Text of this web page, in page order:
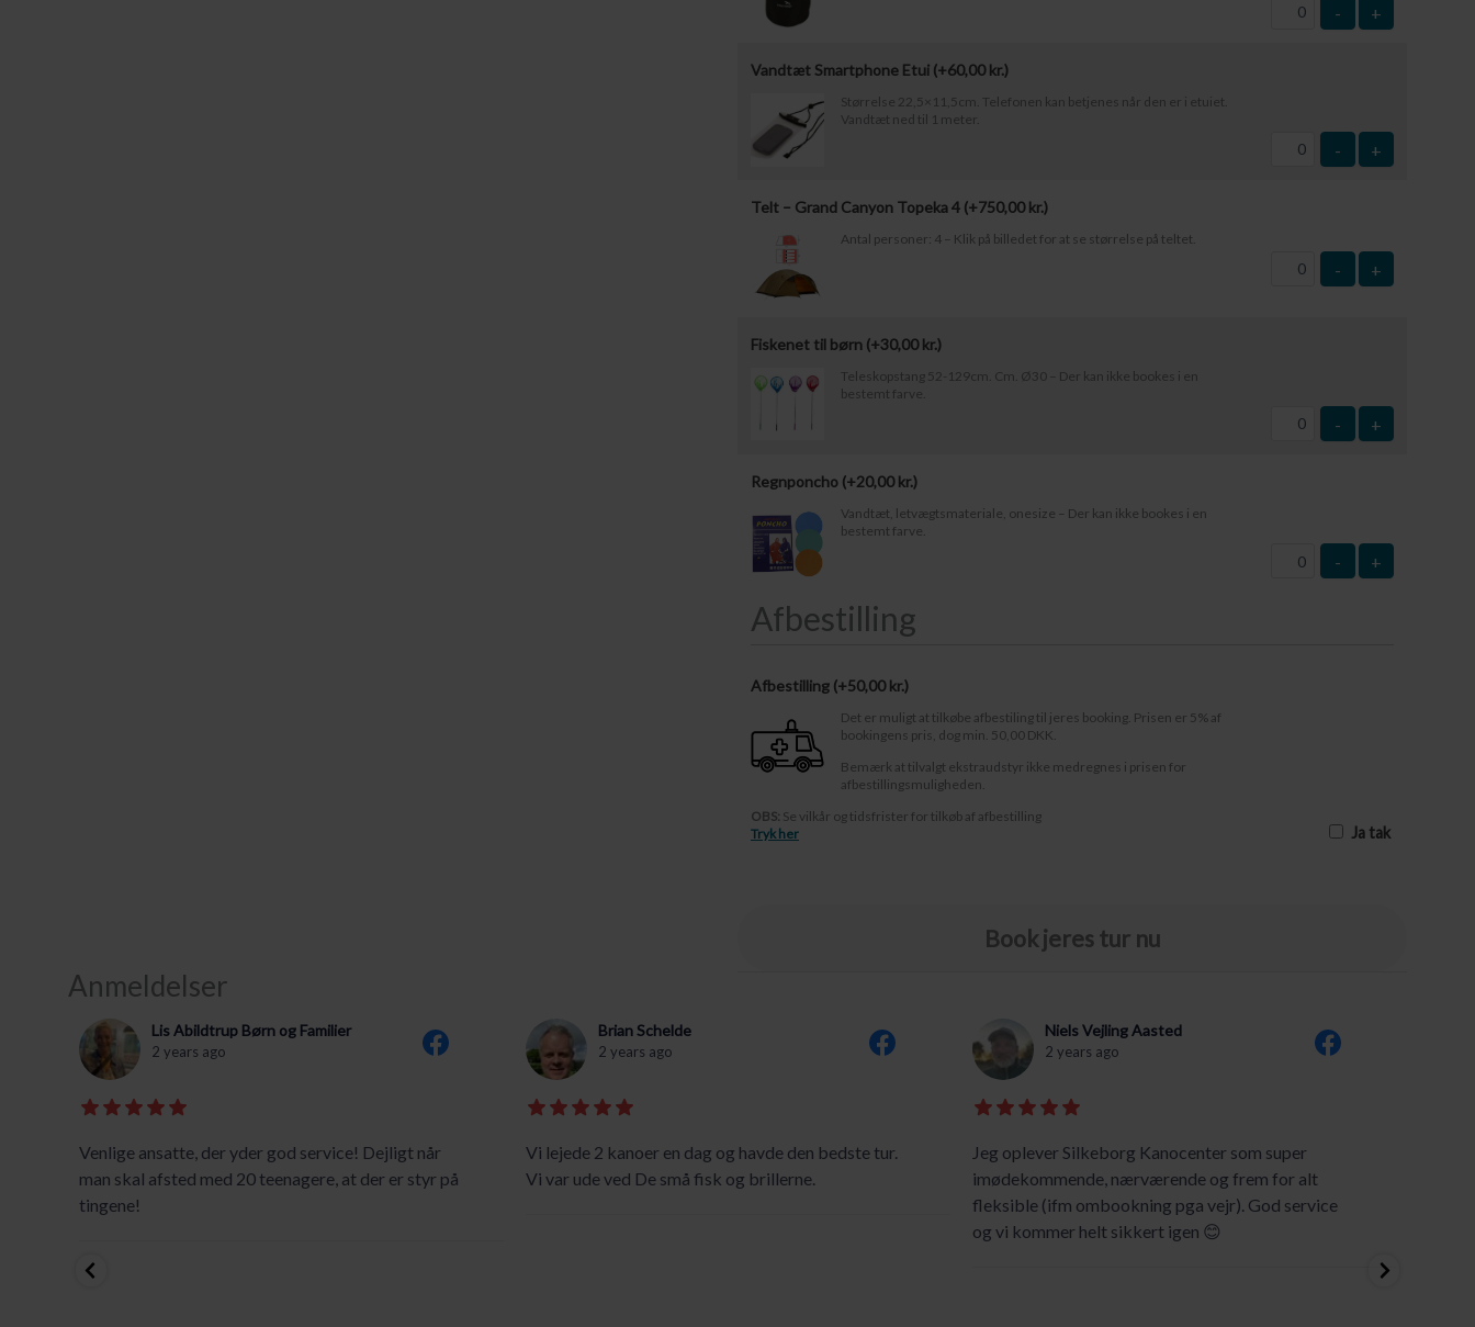
- +
Vandtæt Smartphone Etui (+60,00kr.)
Størrelse 22,5×11,5cm. Telefonen kan betjenes når den er i etuiet.
Vandtæt ned til 1 meter.
- +
Telt – Grand Canyon Topeka 4 (+750,00kr.)
Antal personer: 4 – Klik på billedet for at se størrelse på teltet.
- +
Fiskenet til børn (+30,00kr.)
Teleskopstang 52-129cm. Cm. Ø30 – Der kan ikke bookes i en
bestemt farve.
- +
Regnponcho (+20,00kr.)
Vandtæt, letvægtsmateriale, onesize – Der kan ikke bookes i en
bestemt farve.
- +
Afbestilling
Afbestilling ( 50,00 kr.)
Det er muligt at tilkøbe afbestiling til jeres booking. Prisen er 5% af
bookingens pris, dog min. 50,00 DKK.
Bemærk at tilvalgt ekstraudstyr ikke medregnes i prisen for
afbestillingsmuligheden.
OBS: Se vilkår og tidsfrister for tilkøb af afbestilling
Tryk her
Ja tak
Book jeres tur nu
Anmeldelser
Lis Abildtrup Børn og Familier
2 years ago
Venlige ansatte, der yder god service! Dejligt når
man skal afsted med 20 teenagere, at der er styr på
tingene!
Brian Schelde
2 years ago
Vi lejede 2 kanoer en dag og havde den bedste tur.
Vi var ude ved De små fisk og brillerne.
Niels Vejling Aasted
2 years ago
Jeg oplever Silkeborg Kanocenter som super
imødekommende, nærværende og frem for alt
fleksible (ifm ombookning pga vejr). God service
og vi kommer helt sikkert igen 😊